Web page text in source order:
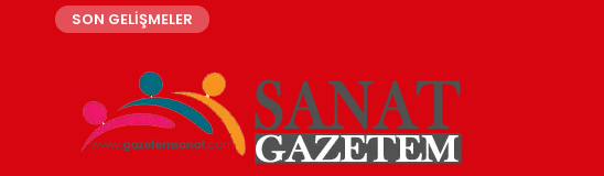
SON GELİŞMELER